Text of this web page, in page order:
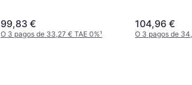
99,83 €
O 3 pagos de 33,27 € TAE 0%¹
104,96 €
O 3 pagos de